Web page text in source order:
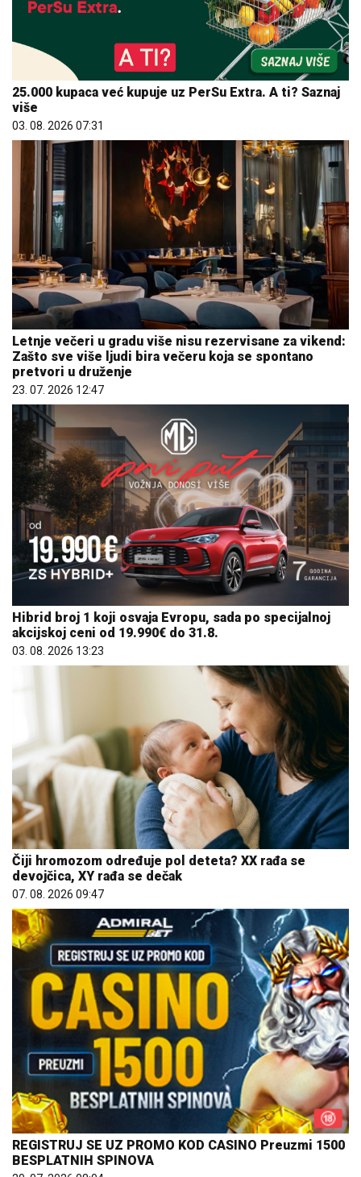
25.000 kupaca već kupuje uz PerSu Extra. A ti? Saznaj
više
03. 08. 2026 07:31
Letnje večeri u gradu više nisu rezervisane za vikend:
Zašto sve više ljudi bira večeru koja se spontano
pretvori u druženje
23. 07. 2026 12:47
Hibrid broj 1 koji osvaja Evropu, sada po specijalnoj
akcijskoj ceni od 19.990€ do 31.8.
03. 08. 2026 13:23
Čiji hromozom određuje pol deteta? XX rađa se
devojčica, XY rađa se dečak
07. 08. 2026 09:47
REGISTRUJ SE UZ PROMO KOD CASINO Preuzmi 1500
BESPLATNIH SPINOVA